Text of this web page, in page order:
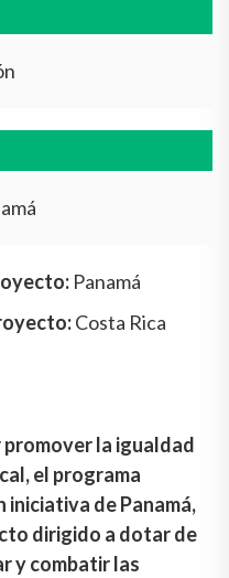
Panamá
Costa Rica
la igualdad
el programa
de Panamá,
dirigido a dotar de
y combatir las